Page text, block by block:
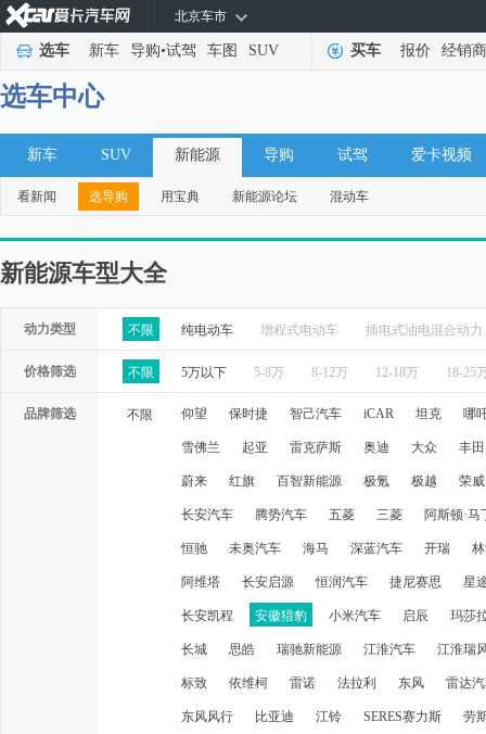
北京车市
选车 新车 导购•试驾 车图 SUV 买车 报价 经销商
选车中心
新车 SUV 新能源 导购 试驾 爱卡视频
看新闻 选导购 用宝典 新能源论坛 混动车
新能源车型大全
动力类型 不限 纯电动车 增程式电动车 插电式油电混合动力
价格筛选 不限 5万以下 5-8万 8-12万 12-18万 18-25
品牌筛选 不限 仰望 保时捷 智己汽车 iCAR 坦克 哪
雪佛兰 起亚 雷克萨斯 奥迪 大众 丰田
蔚来 红旗 百智新能源 极氪 极越 荣威
长安汽车 腾势汽车 五菱 三菱 阿斯顿·马
恒驰 未奥汽车 海马 深蓝汽车 开瑞
阿维塔 长安启源 恒润汽车 捷尼赛思 星
长安凯程 安徽猎豹 小米汽车 启辰 玛莎
长城 思皓 瑞驰新能源 江淮汽车 江淮瑞
标致 依维柯 雷诺 法拉利 东风 雷达
东风风行 比亚迪 江铃 SERES赛力斯 劳